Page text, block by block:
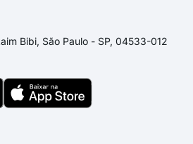
Bibi, São Paulo - SP, 04533-012